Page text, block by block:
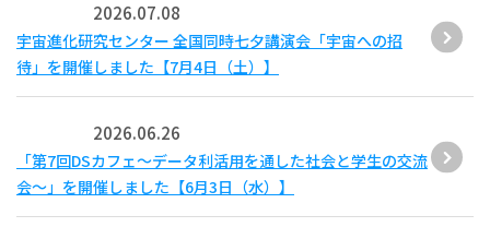
2026.07.08
宇宙進化研究センター 全国同時七夕講演会「宇宙への招
待」を開催しました【7月4日（土）】
2026.06.26
「第7回DSカフェ〜データ利活用を通した社会と学生の交流
会〜」を開催しました【6月3日（水）】